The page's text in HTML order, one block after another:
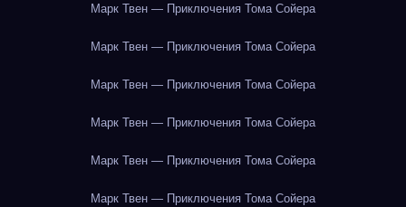
Марк Твен — Приключения Тома Сойера
Марк Твен — Приключения Тома Сойера
Марк Твен — Приключения Тома Сойера
Марк Твен — Приключения Тома Сойера
Марк Твен — Приключения Тома Сойера
Марк Твен — Приключения Тома Сойера